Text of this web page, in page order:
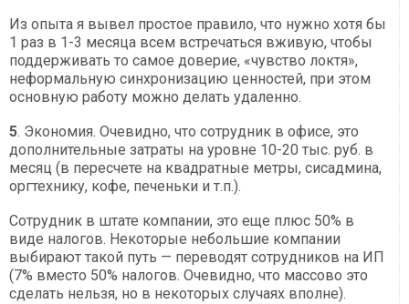
Из опыта я вывел простое правило, что нужно хотя бы
1 раз в 1-3 месяца всем встречаться вживую, чтобы
поддерживать то самое доверие, «чувство локтя»,
неформальную синхронизацию ценностей, при этом
основную работу можно делать удаленно.
5. Экономия. Очевидно, что сотрудник в офисе, это
дополнительные затраты на уровне 10-20 тыс. руб. в
месяц (в пересчете на квадратные метры, сисадмина,
оргтехнику, кофе, печеньки и т.п.).
Сотрудник в штате компании, это еще плюс 50% в
виде налогов. Некоторые небольшие компании
выбирают такой путь — переводят сотрудников на ИП
(7% вместо 50% налогов. Очевидно, что массово это
сделать нельзя, но в некоторых случаях вполне).